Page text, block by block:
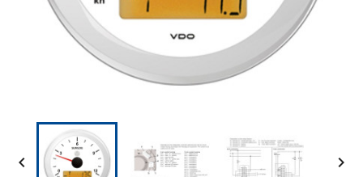
 